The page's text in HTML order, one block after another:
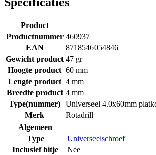
Product
Productnummer 460937
EAN
8718546054846
Gewicht product 47 gr
Hoogte product 60 mm
Lengte product 4 mm
Breedte product 4 mm
Type(nummer) Universeel 4.0x60mm
Merk
Rotadrill
Algemeen
Type
Universeelschroef
Inclusief bitje
Nee